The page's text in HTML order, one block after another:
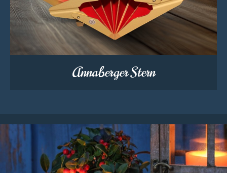
Annaberger Stern